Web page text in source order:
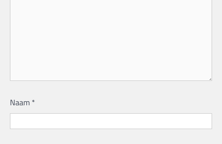
Naam *